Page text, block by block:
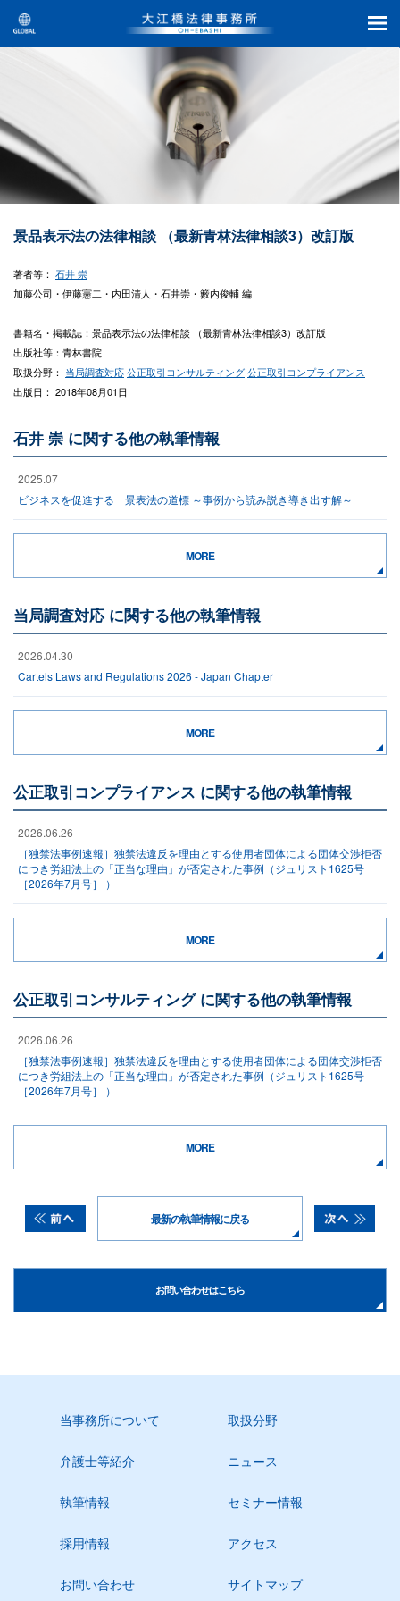
景品表示法の法律相談 （最新青林法律相談3）改訂版
著者等： 石井 崇
加藤公司・伊藤憲二・内田清人・石井崇・籔内俊輔 編
書籍名・掲載誌：景品表示法の法律相談 （最新青林法律相談3）改訂版
出版社等：青林書院
取扱分野： 当局調査対応公正取引コンサルティング公正取引コンプライアンス
出版日： 2018年08月01日
石井 崇 に関する他の執筆情報
2025.07
ビジネスを促進する 景表法の道標 ～事例から読み説き導き出す解～
MORE
当局調査対応 に関する他の執筆情報
2026.04.30
Cartels Laws and Regulations 2026 - Japan Chapter
MORE
公正取引コンプライアンス に関する他の執筆情報
2026.06.26
［独禁法事例速報］独禁法違反を理由とする使用者団体による団体交渉拒否
につき労組法上の「正当な理由」が否定された事例（ジュリスト1625号
［2026年7月号］ ）
MORE
公正取引コンサルティング に関する他の執筆情報
2026.06.26
［独禁法事例速報］独禁法違反を理由とする使用者団体による団体交渉拒否
につき労組法上の「正当な理由」が否定された事例（ジュリスト1625号
［2026年7月号］ ）
MORE
最新の執筆情報に戻る
お問い合わせはこちら
当事務所について 取扱分野
弁護士等紹介 ニュース
執筆情報 セミナー情報
採用情報 アクセス
お問い合わせ サイトマップ